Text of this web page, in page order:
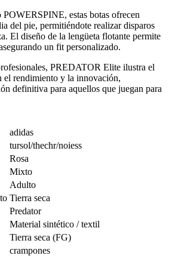
estas botas ofrecen
del pie, permitiéndote realizar disparos
El diseño de la lengüeta flotante permite
un fit personalizado.
PREDATOR Elite ilustra el
el rendimiento y la innovación,
definitiva para aquellos que juegan para
adidas
tursol/thechr/noiess
Rosa
Mixto
Adulto
Tierra seca
Predator
Material sintético / textil
Tierra seca (FG)
crampones